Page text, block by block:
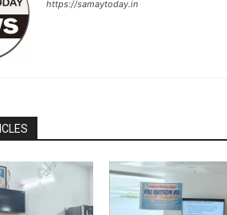
https://samaytoday.in